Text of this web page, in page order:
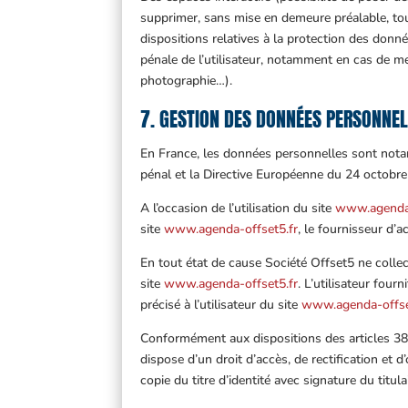
supprimer, sans mise en demeure préalable,
dispositions relatives à la protection des
pénale de l’utilisateur, notamment en cas de
photographie…).
7. GESTION DES DONNÉES
En France, les données personnelles sont
pénal et la Directive Européenne du 24
A l’occasion de l’utilisation du site
sitewww.agenda-offset5.fr, le fournisseur
En tout état de cause Société Offset5 ne
sitewww.agenda-offset5.fr. L’utilisateur
précisé à l’utilisateur du sitewww.agenda-
Conformément aux dispositions des articles
dispose d’un droit d’accès, de rectification et
copie du titre d’identité avec signature du